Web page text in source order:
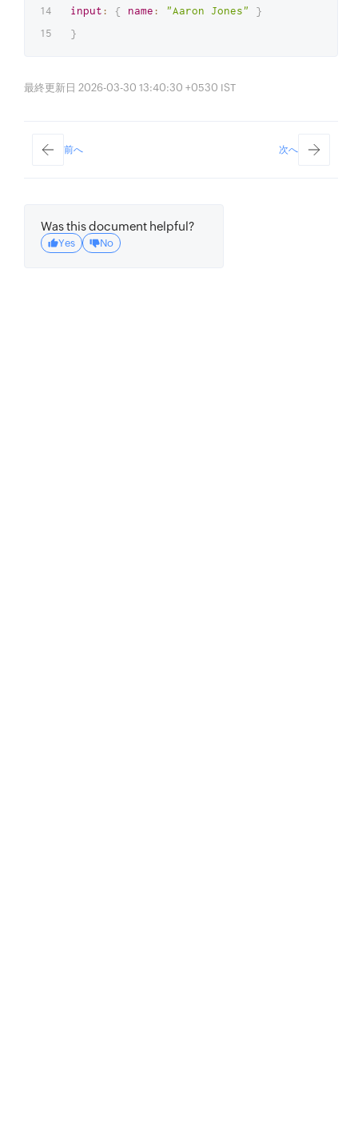
input: { name: "Aaron Jones"
}
}
最終更新日 2026-03-30 13:40:30 +0530 IST
前へ 次へ
Was this document helpful?
Yes No